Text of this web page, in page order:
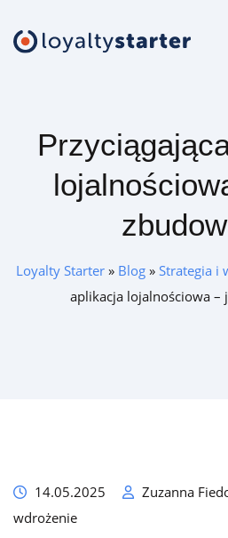
Cennik
Loyalty Starter » Blog » Strategia i
aplikacja lojalnościowa –
14.05.2025 Zuzanna
wdrożenie